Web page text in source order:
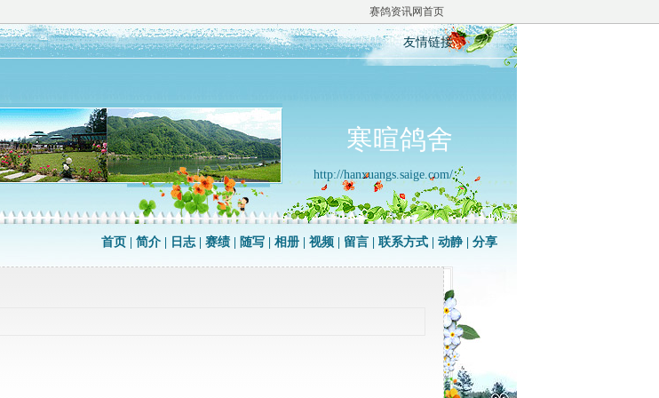
赛鸽资讯网首页
友情链接
寒暄鸽舍
http://hanxuangs.saige.com/
首页 简介 日志| 赛绩 随写 相册 视频 留言 联系方式 动静 分享